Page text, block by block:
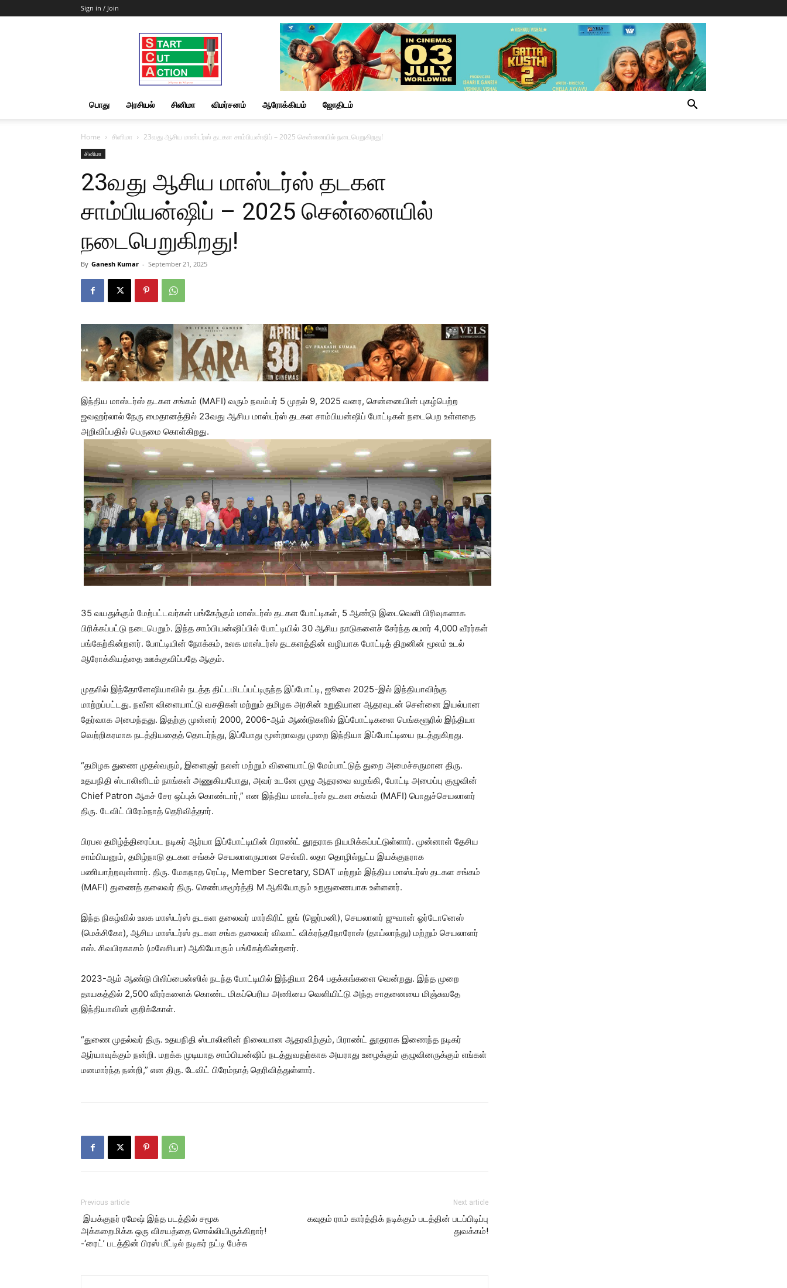
Sign in / Join
Start
Cut
Action
|
News
&
பொது அரசியல் சினிமா விமர்சனம் ஆரோக்கியம் ஜோதிடம்
Home சினிமா 23வது ஆசிய மாஸ்டர்ஸ் தடகள சாம்பியன்ஷிப் – 2025 சென்னையில் நடைபெறுகிறது!
சினிமா
23வது ஆசிய மாஸ்டர்ஸ் தடகள
சாம்பியன்ஷிப் – 2025 சென்னையில்
நடைபெறுகிறது!
By Ganesh Kumar - September 21, 2025
இந்திய மாஸ்டர்ஸ் தடகள சங்கம் (MAFI) வரும் நவம்பர் 5 முதல் 9, 2025 வரை, சென்னையின் புகழ்பெற்ற
ஜவஹர்லால் நேரு மைதானத்தில் 23வது ஆசிய மாஸ்டர்ஸ் தடகள சாம்பியன்ஷிப் போட்டிகள் நடைபெற உள்ளதை
அறிவிப்பதில் பெருமை கொள்கிறது.
35 வயதுக்கும் மேற்பட்டவர்கள் பங்கேற்கும் மாஸ்டர்ஸ் தடகள போட்டிகள், 5 ஆண்டு இடைவெளி பிரிவுகளாக
பிரிக்கப்பட்டு நடைபெறும். இந்த சாம்பியன்ஷிப்பில் போட்டியில் 30 ஆசிய நாடுகளைச் சேர்ந்த சுமார் 4,000 வீரர்கள்
பங்கேற்கின்றனர். போட்டியின் நோக்கம், உலக மாஸ்டர்ஸ் தடகளத்தின் வழியாக போட்டித் திறனின் மூலம் உடல்
ஆரோக்கியத்தை ஊக்குவிப்பதே ஆகும்.
முதலில் இந்தோனேஷியாவில் நடத்த திட்டமிடப்பட்டிருந்த இப்போட்டி, ஜூலை 2025-இல் இந்தியாவிற்கு
மாற்றப்பட்டது. நவீன விளையாட்டு வசதிகள் மற்றும் தமிழக அரசின் உறுதியான ஆதரவுடன் சென்னை இயல்பான
தேர்வாக அமைந்தது. இதற்கு முன்னர் 2000, 2006-ஆம் ஆண்டுகளில் இப்போட்டிகளை பெங்களூரில் இந்தியா
வெற்றிகரமாக நடத்தியதைத் தொடர்ந்து, இப்போது மூன்றாவது முறை இந்தியா இப்போட்டியை நடத்துகிறது.
“தமிழக துணை முதல்வரும், இளைஞர் நலன் மற்றும் விளையாட்டு மேம்பாட்டுத் துறை அமைச்சருமான திரு.
உதயநிதி ஸ்டாலினிடம் நாங்கள் அணுகியபோது, அவர் உடனே முழு ஆதரவை வழங்கி, போட்டி அமைப்பு குழுவின்
Chief Patron ஆகச் சேர ஒப்புக் கொண்டார்,” என இந்திய மாஸ்டர்ஸ் தடகள சங்கம் (MAFI) பொதுச்செயலாளர்
திரு. டேவிட் பிரேம்நாத் தெரிவித்தார்.
பிரபல தமிழ்த்திரைப்பட நடிகர் ஆர்யா இப்போட்டியின் பிராண்ட் தூதராக நியமிக்கப்பட்டுள்ளார். முன்னாள் தேசிய
சாம்பியனும், தமிழ்நாடு தடகள சங்கச் செயலாளருமான செல்வி. லதா தொழில்நுட்ப இயக்குநராக
பணியாற்றவுள்ளார். திரு. மேகநாத ரெட்டி, Member Secretary, SDAT மற்றும் இந்திய மாஸ்டர்ஸ் தடகள சங்கம்
(MAFI) துணைத் தலைவர் திரு. செண்பகமூர்த்தி M ஆகியோரும் உறுதுணையாக உள்ளனர்.
இந்த நிகழ்வில் உலக மாஸ்டர்ஸ் தடகள தலைவர் மார்கிரிட் ஜங் (ஜெர்மனி), செயலாளர் ஜுவான் ஓர்டோனெஸ்
(மெக்சிகோ), ஆசிய மாஸ்டர்ஸ் தடகள சங்க தலைவர் விவாட் விக்ரந்தநோரோஸ் (தாய்லாந்து) மற்றும் செயலாளர்
எஸ். சிவபிரகாசம் (மலேசியா) ஆகியோரும் பங்கேற்கின்றனர்.
2023-ஆம் ஆண்டு பிலிப்பைன்ஸில் நடந்த போட்டியில் இந்தியா 264 பதக்கங்களை வென்றது. இந்த முறை
தாயகத்தில் 2,500 வீரர்களைக் கொண்ட மிகப்பெரிய அணியை வெளியிட்டு அந்த சாதனையை மிஞ்சுவதே
இந்தியாவின் குறிக்கோள்.
“துணை முதல்வர் திரு. உதயநிதி ஸ்டாலினின் நிலையான ஆதரவிற்கும், பிராண்ட் தூதராக இணைந்த நடிகர்
ஆர்யாவுக்கும் நன்றி. மறக்க முடியாத சாம்பியன்ஷிப் நடத்துவதற்காக அயராது உழைக்கும் குழுவினருக்கும் எங்கள்
மனமார்ந்த நன்றி,” என திரு. டேவிட் பிரேம்நாத் தெரிவித்துள்ளார்.
Previous article
இயக்குநர் ரமேஷ் இந்த படத்தில் சமூக
அக்கறைமிக்க ஒரு விசயத்தை சொல்லியிருக்கிறார்!
-‘ரைட்’ படத்தின் பிரஸ் மீட்டில் நடிகர் நட்டி பேச்சு
Next article
கவுதம் ராம் கார்த்திக் நடிக்கும் படத்தின் படப்பிடிப்பு
துவக்கம்!